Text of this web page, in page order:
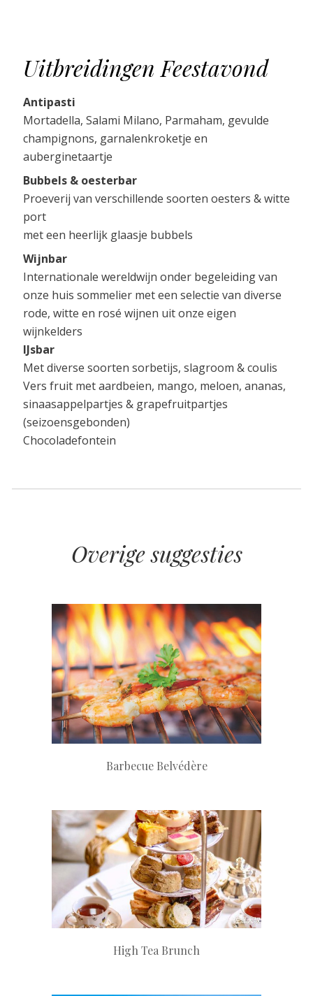
Uitbreidingen Feestavond
Antipasti
Mortadella, Salami Milano, Parmaham, gevulde
champignons, garnalenkroketje en
auberginetaartje
Bubbels & oesterbar
Proeverij van verschillende soorten oesters & witte
port
met een heerlijk glaasje bubbels
Wijnbar
Internationale wereldwijn onder begeleiding van
onze huis sommelier met een selectie van diverse
rode, witte en rosé wijnen uit onze eigen
wijnkelders
IJsbar
Met diverse soorten sorbetijs, slagroom & coulis
Vers fruit met aardbeien, mango, meloen, ananas,
sinaasappelpartjes & grapefruitpartjes
(seizoensgebonden)
Chocoladefontein
Overige suggesties
+
Barbecue Belvédère
+
High Tea Brunch